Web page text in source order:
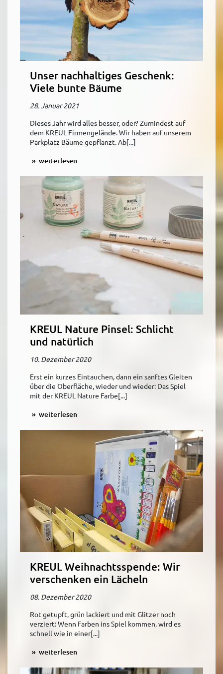
Unser nachhaltiges Geschenk:
Viele bunte Bäume
28. Januar 2021
Dieses Jahr wird alles besser, oder? Zumindest auf
dem KREUL Firmengelände. Wir haben auf unserem
Parkplatz Bäume gepflanzt. Ab[...]
weiterlesen
KREUL Nature Pinsel: Schlicht
und natürlich
10. Dezember 2020
Erst ein kurzes Eintauchen, dann ein sanftes Gleiten
über die Oberfläche, wieder und wieder: Das Spiel
mit der KREUL Nature Farbe[...]
weiterlesen
KREUL Weihnachtsspende: Wir
verschenken ein Lächeln
08. Dezember 2020
Rot getupft, grün lackiert und mit Glitzer noch
verziert: Wenn Farben ins Spiel kommen, wird es
schnell wie in einer[...]
weiterlesen